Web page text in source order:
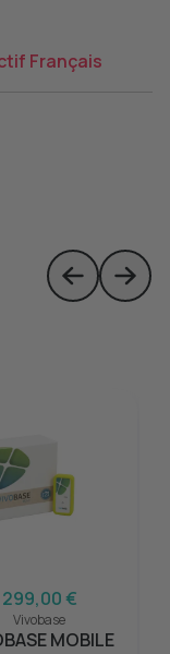
Français
Skip toSkip
299,00 €
Vivobase
MOBILE